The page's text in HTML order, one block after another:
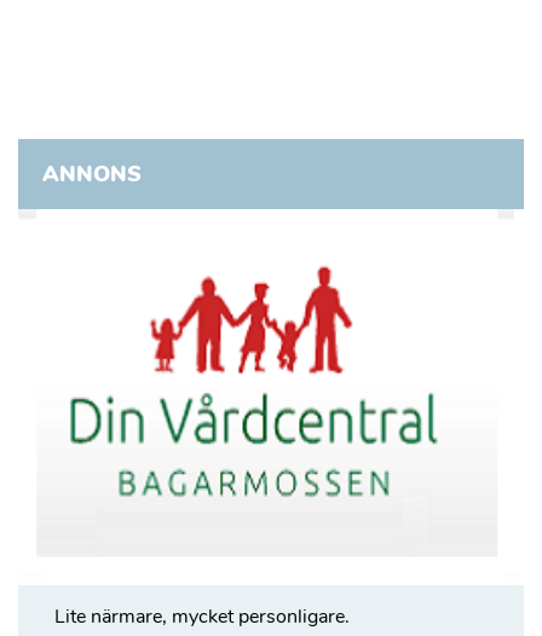
ANNONS
Lite närmare, mycket personligare.